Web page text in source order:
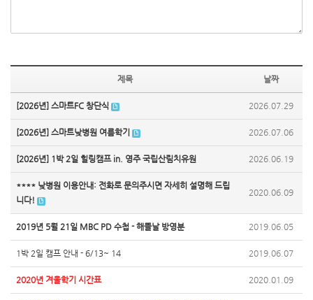
제목 날짜
[2026년] 스마트FC 창단식 2026.07.29
[2026년] 스마트낮병원 여름학기 2026.07.06
[2026년] 1박 2일 힐링캠프 in. 영주 국립산림치유원 2026.06.19
**** 낮병원 이용안내: 전화로 문의주시면 자세히 설명해 드립
니다!
2020.06.09
2019년 5월 21일 MBC PD 수첩 - 해뜰날 방영분 2019.06.05
1박 2일 캠프 안내 - 6/13~ 14 2019.06.07
2020년 겨울학기 시간표 2020.01.09